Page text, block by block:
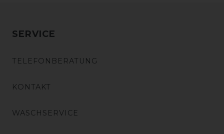
SERVICE
TELEFONBERATUNG
KONTAKT
WASCHSERVICE